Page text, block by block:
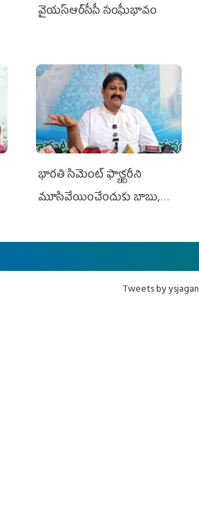
వైయ‌స్ఆర్‌సీపీ సంఘీభావం
భారతి సిమెంట్ ఫ్యాక్టరీని
మూసివేయించేందుకు బాబు,
Tweets by ysjagan